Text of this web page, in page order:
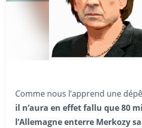
Comme nous l’apprend une
il n’aura en effet fallu que 80
l’Allemagne enterre Merkozy